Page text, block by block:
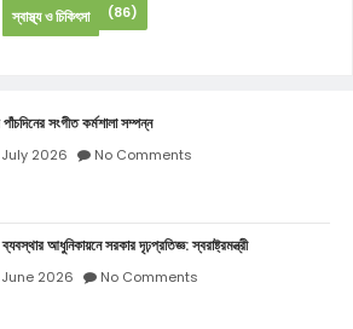
স্বাস্থ্য ও চিকিৎসা (86)
সংগীত কর্মশালা সম্পন্ন
2026 No Comments
আধুনিকায়নে সরকার দৃঢ়প্রতিজ্ঞ: স্বরাষ্ট্রমন্ত্রী
2026 No Comments